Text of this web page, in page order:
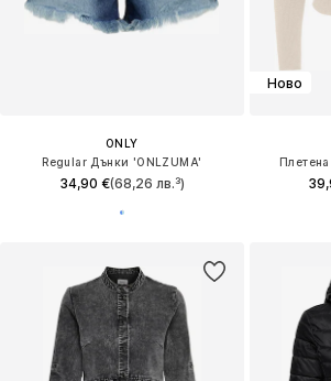
ONLY
Regular Дънки 'ONLZUMA'
34,90 €(68,26 лв.³)
Ново